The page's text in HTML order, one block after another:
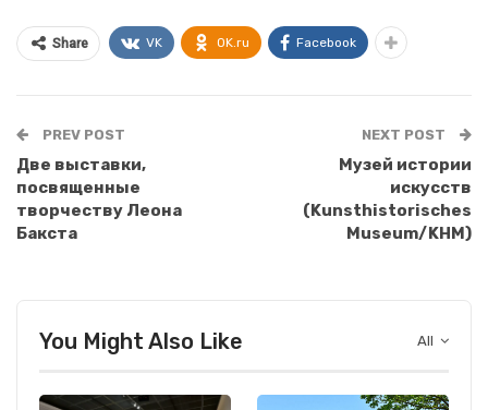
Share VK OK.ru Facebook
PREV POST
Две выставки,
посвященные
творчеству Леона
Бакста
NEXT POST
Музей истории
искусств
(Kunsthistorisches
Museum/KHM)
All
You Might Also Like